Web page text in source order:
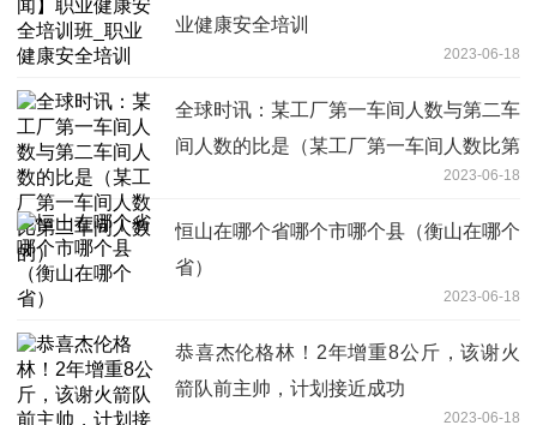
业健康安全培训
2023-06-18
全球时讯：某工厂第一车间人数与第二车
间人数的比是（某工厂第一车间人数比第
2023-06-18
恒山在哪个省哪个市哪个县（衡山在哪个
省）
2023-06-18
恭喜杰伦格林！2年增重8公斤，该谢火
箭队前主帅，计划接近成功
2023-06-18